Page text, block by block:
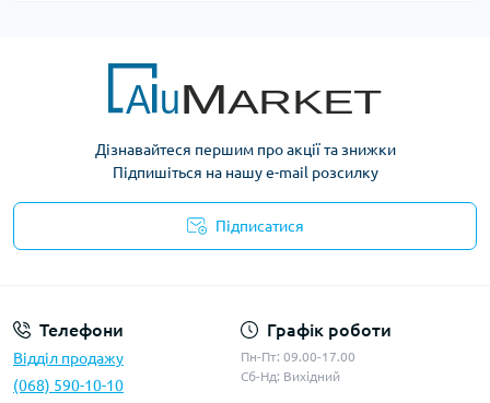
Дізнавайтеся першим про акції та знижки
Підпишіться на нашу e-mail розсилку
Підписатися
Телефони
Відділ продажу
(068) 590-10-10
Графік роботи
Пн-Пт: 09.00-17.00
Сб-Нд: Вихідний